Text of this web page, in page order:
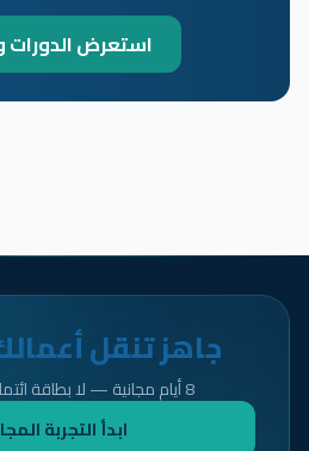
استعرض
جاهز تنقل
8 أيام مجانية — لا بطاقة ائتمانية — لا التزامات
ابدأ التجربة